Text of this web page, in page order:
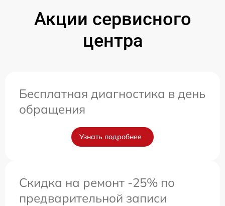
Акции сервисного
центра
Бесплатная диагностика в день
обращения
Узнать подробнее
Скидка на ремонт -25% по
предварительной записи